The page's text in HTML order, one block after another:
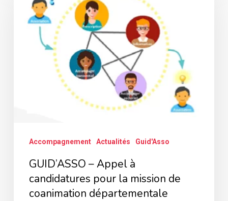
Appel
candidatures
départementale
Accompagnement Actualités Guid'Asso
GUID’ASSO – Appel à
candidatures pour la mission de
coanimation départementale